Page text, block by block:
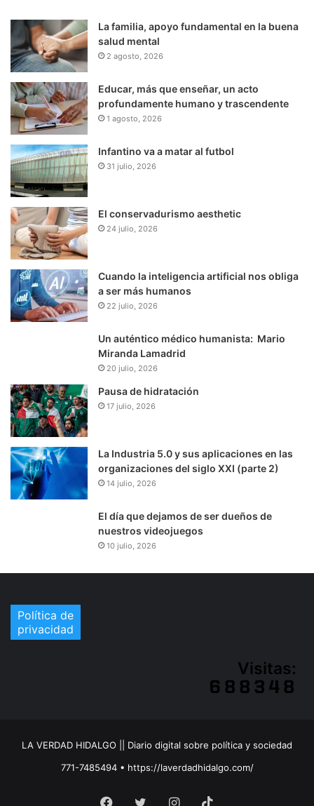
La familia, apoyo fundamental en la buena
salud mental
2 agosto, 2026
Educar, más que enseñar, un acto
profundamente humano y trascendente
1 agosto, 2026
Infantino va a matar al futbol
31 julio, 2026
El conservadurismo aesthetic
24 julio, 2026
Cuando la inteligencia artificial nos obliga
a ser más humanos
22 julio, 2026
Un auténtico médico humanista: Mario
Miranda Lamadrid
20 julio, 2026
Pausa de hidratación
17 julio, 2026
La Industria 5.0 y sus aplicaciones en las
organizaciones del siglo XXI (parte 2)
14 julio, 2026
El día que dejamos de ser dueños de
nuestros videojuegos
10 julio, 2026
Política de
privacidad
Visitas:
LA VERDAD HIDALGO || Diario digital sobre política y sociedad
771-7485494 • https://laverdadhidalgo.com/
Facebook
TwitterInstagram